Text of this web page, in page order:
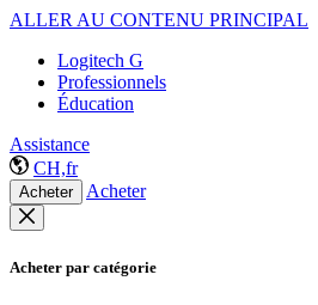
ALLER AU CONTENU PRINCIPAL
Logitech G
Professionnels
Éducation
Assistance
CH,fr
Acheter Acheter
Acheter par catégorie